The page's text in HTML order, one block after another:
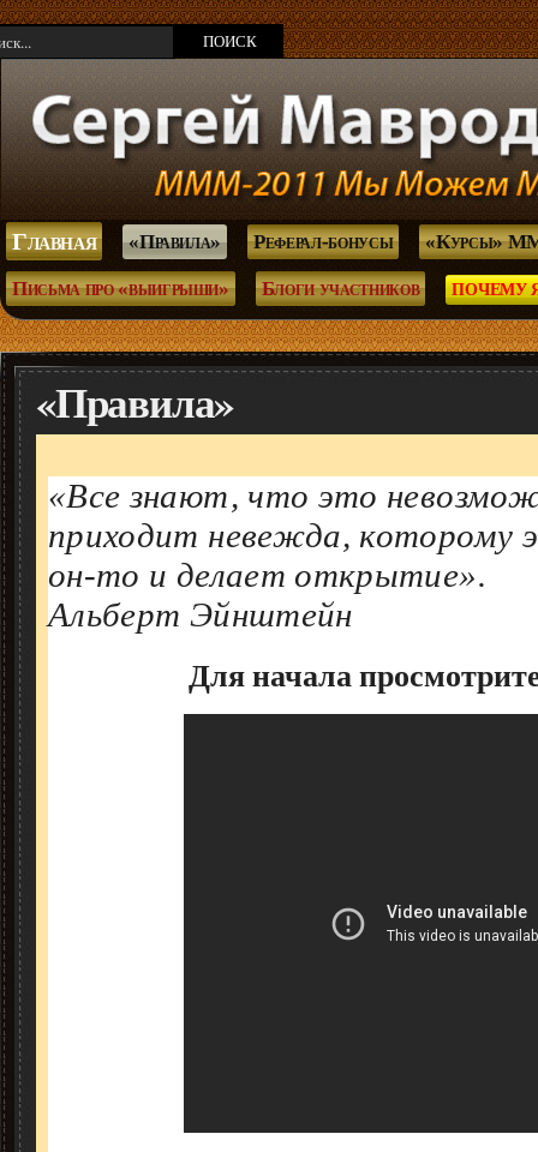
Главная «Правила» Реферал-бонусы «Курсы»
Письма про «выигрыши» Блоги участников ПОЧЕМУ
«Правила»
«Все знают, что это
приходит невежда, которому
он-то и делает открытие».
Альберт Эйнштейн
Для начала